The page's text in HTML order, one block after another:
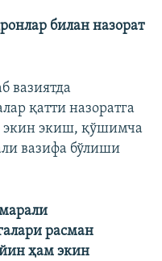
билан назорат
вазиятда
қатти назоратга
экин экиш, қўшимча
вазифа бўлиши
расман
ҳам экин